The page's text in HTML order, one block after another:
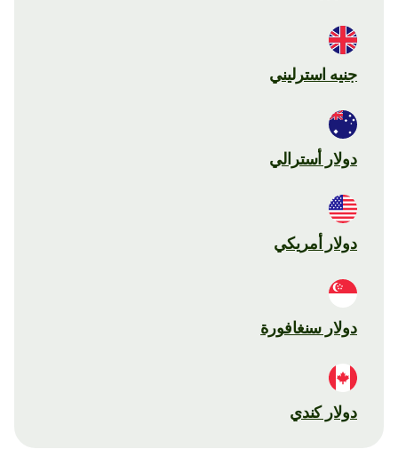
جنيه استرليني
دولار أسترالي
دولار أمريكي
دولار سنغافورة
دولار كندي